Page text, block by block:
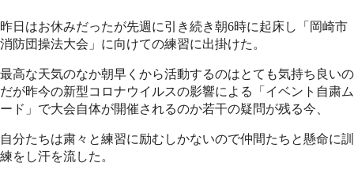
昨日はお休みだったが先週に引き続き朝6時に起床し「岡崎市
消防団操法大会」に向けての練習に出掛けた。
最高な天気のなか朝早くから活動するのはとても気持ち良いの
だが昨今の新型コロナウイルスの影響による「イベント自粛ム
ード」で大会自体が開催されるのか若干の疑問が残る今、
自分たちは粛々と練習に励むしかないので仲間たちと懸命に訓
練をし汗を流した。